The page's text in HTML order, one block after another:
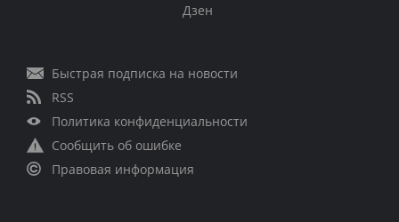
Дзен
Быстрая подписка на новости
RSS
Политика конфиденциальности
Сообщить об ошибке
Правовая информация